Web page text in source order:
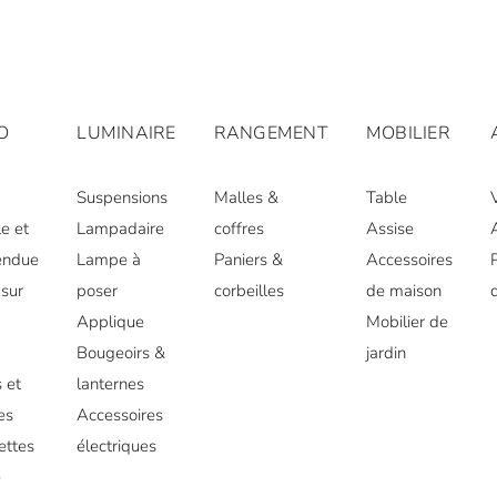
et
et
LUMINAIRE
Suspensions
Lampadaire
Lampe à
poser
Applique
Bougeoirs &
lanternes
Accessoires
électriques
RANGEMENT
Malles &
coffres
Paniers &
corbeilles
MOBILIER
Table
Assise
Accessoires
de maison
Mobilier de
jardin